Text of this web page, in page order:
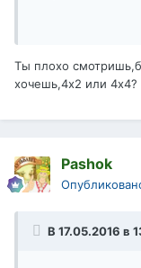
Ты плохо
хочешь,4х2 или 4х4?
Pashok
В 17.05.2016 в